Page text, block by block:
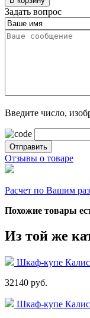
Задать вопрос
Введите число,
Отзывы о товаре
Расчет по Вашим
Похожие товары
Из той же
Шкаф-купе
32140 руб.
Шкаф-купе